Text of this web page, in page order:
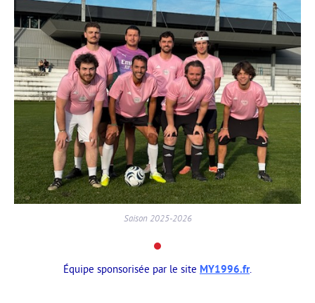
Saison 2025-2026
Équipe sponsorisée par le site MY1996.fr.